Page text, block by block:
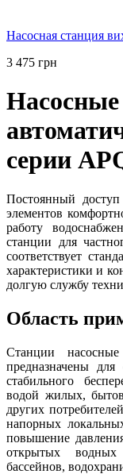
Насосная станция
3 475 грн
серии
Постоянный
элементов
работу
станции для
соответствует
характеристики и
долгую службу
Область
Станции
предназначены
стабильного
водой жилых,
других
напорных
повышение
открытых
бассейнов,